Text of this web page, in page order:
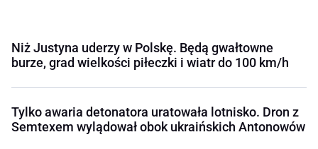
Niż Justyna uderzy w Polskę. Będą gwałtowne
burze, grad wielkości piłeczki i wiatr do 100 km/h
Tylko awaria detonatora uratowała lotnisko. Dron z
Semtexem wylądował obok ukraińskich Antonowów